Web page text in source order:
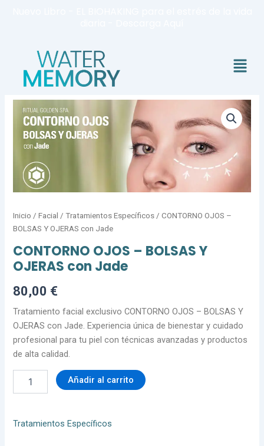
Menú
Inicio /Facial /Tratamientos Específicos / CONTORNO OJOS –
BOLSAS Y OJERAS con Jade
CONTORNO OJOS – BOLSAS Y
OJERAS con Jade
80,00 €
Tratamiento facial exclusivo CONTORNO OJOS – BOLSAS Y
OJERAS con Jade. Experiencia única de bienestar y cuidado
profesional para tu piel con técnicas avanzadas y productos
de alta calidad.
CONTORNO
OJOS
BOLSAS
OJERAS
con
Jade
Añadir al carrito
Tratamientos Específicos